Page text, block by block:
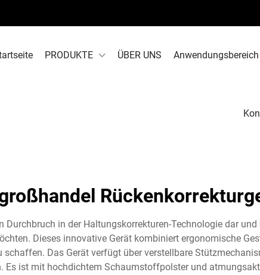
PRODUKTE ÜBER UNS Anwendungsbereich
Durchbruch in der Haltungskorrekturen-Technologie dar
Dieses innovative Gerät kombiniert ergonomische
Das Gerät verfügt über verstellbare
Es ist mit hochdichtem Schaumstoffpolster und